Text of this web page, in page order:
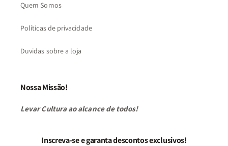
Quem Somos
Políticas de privacidade
Duvidas sobre a loja
Nossa Missão!
Levar Cultura ao alcance de todos!
Inscreva-se e garanta descontos exclusivos!